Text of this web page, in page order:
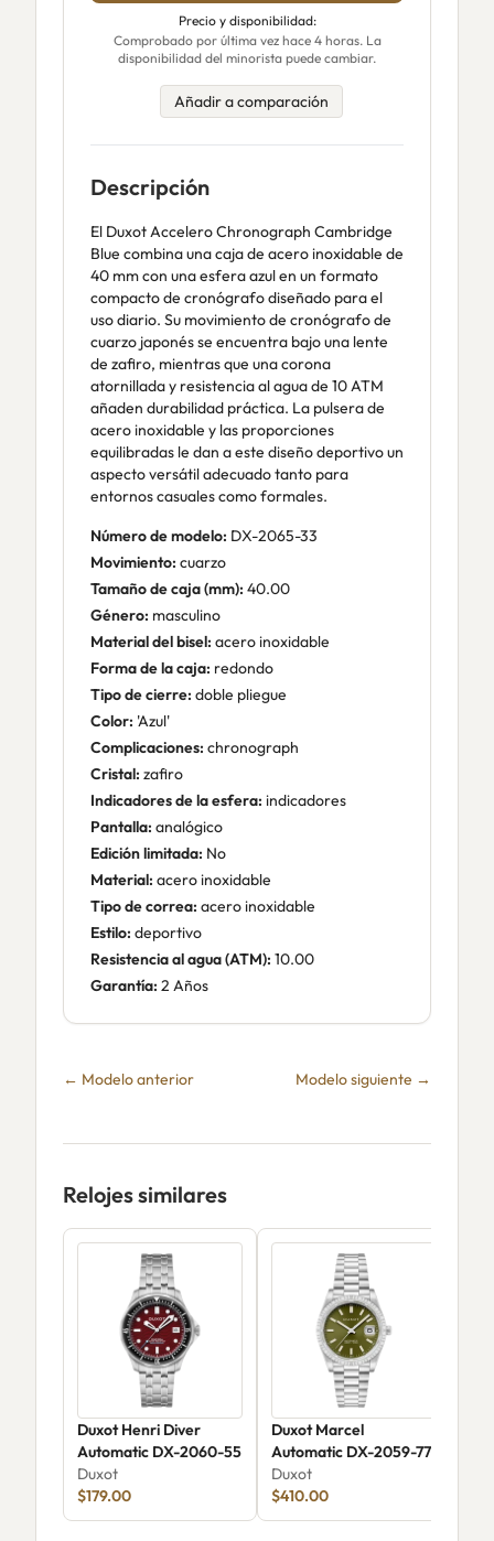
Precio y disponibilidad:
Comprobado por última vez hace 4 horas. La
disponibilidad del minorista puede cambiar.
Añadir a comparación
Descripción
El Duxot Accelero Chronograph Cambridge
Blue combina una caja de acero inoxidable de
40 mm con una esfera azul en un formato
compacto de cronógrafo diseñado para el
uso diario. Su movimiento de cronógrafo de
cuarzo japonés se encuentra bajo una lente
de zafiro, mientras que una corona
atornillada y resistencia al agua de 10 ATM
añaden durabilidad práctica. La pulsera de
acero inoxidable y las proporciones
equilibradas le dan a este diseño deportivo un
aspecto versátil adecuado tanto para
entornos casuales como formales.
Número de modelo: DX-2065-33
Movimiento: cuarzo
Tamaño de caja (mm): 40.00
Género: masculino
Material del bisel: acero inoxidable
Forma de la caja: redondo
Tipo de cierre: doble pliegue
Color: 'Azul'
Complicaciones: chronograph
Cristal: zafiro
Indicadores de la esfera: indicadores
Pantalla: analógico
Edición limitada: No
Material: acero inoxidable
Tipo de correa: acero inoxidable
Estilo: deportivo
Resistencia al agua (ATM): 10.00
Garantía: 2 Años
← Modelo anterior Modelo siguiente →
Relojes similares
Duxot Henri Diver
Automatic DX-2060-55
Duxot
$179.00
Duxot Marcel
Automatic DX-2059-77
Duxot
$410.00